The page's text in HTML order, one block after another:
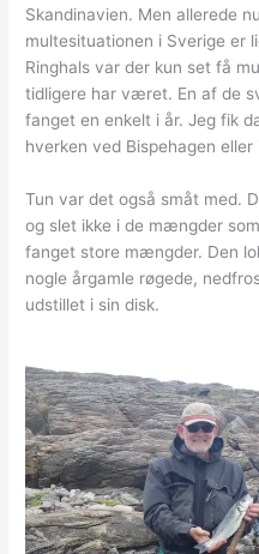
Skandinavien. Men allerede
multesituationen i Sverige er
Ringhals var der kun set få
tidligere har været. En af de
fanget en enkelt i år. Jeg fik
hverken ved Bispehagen
Tun var det også småt med.
og slet ikke i de mængder
fanget store mængder. Den
nogle årgamle røgede,
udstillet i sin disk.